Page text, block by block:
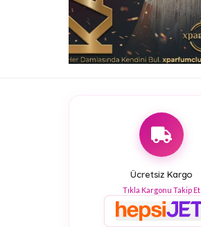
Ücretsiz Kargo
Tıkla Kargonu Takip Et